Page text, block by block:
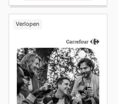
Verlopen